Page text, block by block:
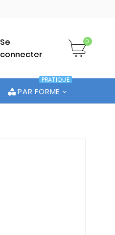
Se
connecter
0
PAR FORME
PRATIQUE